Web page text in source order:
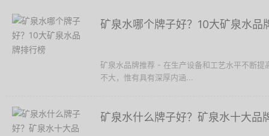
矿泉水哪个牌子好？10大矿泉水品
矿泉水品牌推荐 - 在生产设备和工艺水平不断
不大，惟有具有深厚内涵...
矿泉水什么牌子好？矿泉水十大品